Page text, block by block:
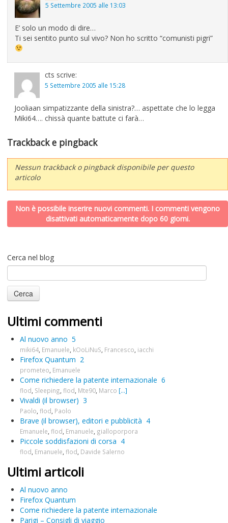
5 Settembre 2005 alle 13:03
E’ solo un modo di dire…
Ti sei sentito punto sul vivo? Non ho scritto “comunisti pigri”
cts scrive:
5 Settembre 2005 alle 15:28
Jooliaan simpatizzante della sinistra?… aspettate che lo legga
Miki64…. chissà quante battute ci farà…
Trackback e pingback
Nessun trackback o pingback disponibile per questo
articolo
Non è possibile inserire nuovi commenti. I commenti vengono
disattivati automaticamente dopo 60 giorni.
Cerca nel blog
Ultimi commenti
Al nuovo anno 5
miki64 Emanuele kOoLiNuS Francesco iacchi
Firefox Quantum 2
prometeo Emanuele
Come richiedere la patente internazionale 6
flod Sleeping flod Mte90 Marco [...]
Vivaldi (il browser) 3
Paolo flod Paolo
Brave (il browser), editori e pubblicità 4
Emanuele flod Emanuele gialloporpora
Piccole soddisfazioni di corsa 4
flod Emanuele flod Davide Salerno
Ultimi articoli
Al nuovo anno
Firefox Quantum
Come richiedere la patente internazionale
Parigi – Consigli di viaggio